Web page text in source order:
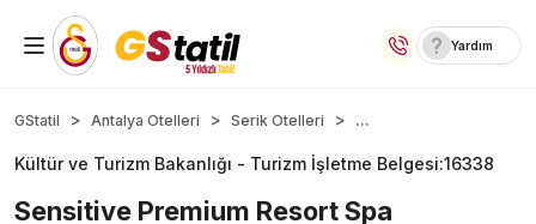
Yurt İçi Oteller
Temalı Oteller
Yardım
GStatil Antalya Otelleri Serik Otelleri ...
Kültür ve Turizm Bakanlığı - Turizm İşletme Belgesi:16338
Sensitive Premium Resort Spa